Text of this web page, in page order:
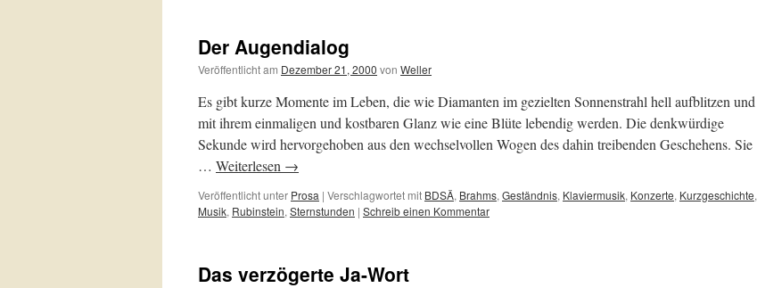
Der Augendialog
Veröffentlicht am Dezember 21, 2000 von Weller
Es gibt kurze Momente im Leben, die wie Diamanten im gezielten Sonnenstrahl hell aufblitzen und
mit ihrem einmaligen und kostbaren Glanz wie eine Blüte lebendig werden. Die denkwürdige
Sekunde wird hervorgehoben aus den wechselvollen Wogen des dahin treibenden Geschehens. Sie
… Weiterlesen →
Veröffentlicht unter Prosa | Verschlagwortet mit BDSÄ, Brahms, Geständnis, Klaviermusik, Konzerte, Kurzgeschichte,
Musik, Rubinstein, Sternstunden | Schreib einen Kommentar
Das verzögerte Ja-Wort